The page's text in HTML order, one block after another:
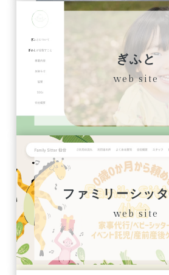
ぎふと
web site
ファミリーシッ
web site